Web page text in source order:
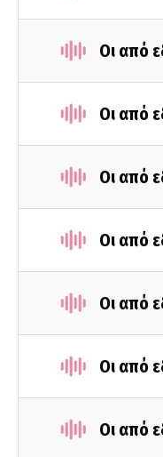
Οι από
Οι από
Οι από
Οι από
Οι από
Οι από
Οι από